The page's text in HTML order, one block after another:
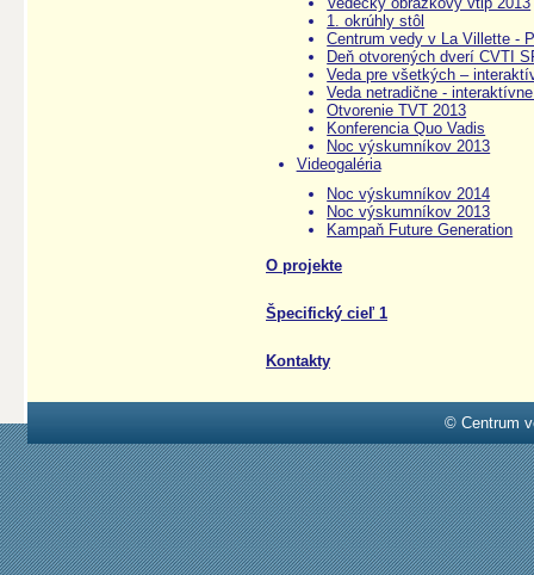
1. okrúhly stôl
Centrum vedy v La Villette -
Deň otvorených dverí CVTI
Veda pre všetkých –
Veda netradične -
Otvorenie TVT 2013
Konferencia Quo Vadis
Noc výskumníkov 2013
Videogaléria
Noc výskumníkov 2014
Noc výskumníkov 2013
Kampaň Future Generation
O projekte
Špecifický cieľ 1
Kontakty
© Centrum